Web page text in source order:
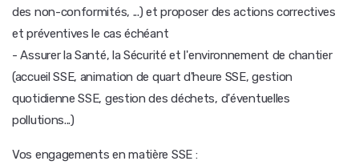
des non-conformités, ...) et proposer des actions correctives
et préventives le cas échéant
- Assurer la Santé, la Sécurité et l'environnement de chantier
(accueil SSE, animation de quart d'heure SSE, gestion
quotidienne SSE, gestion des déchets, d'éventuelles
pollutions...)
Vos engagements en matière SSE :